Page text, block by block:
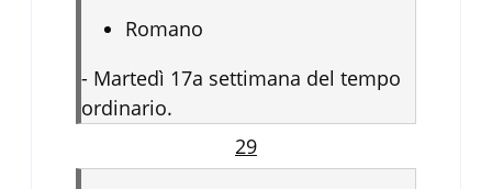
Romano
- Martedì 17a settimana del tempo
ordinario.
29